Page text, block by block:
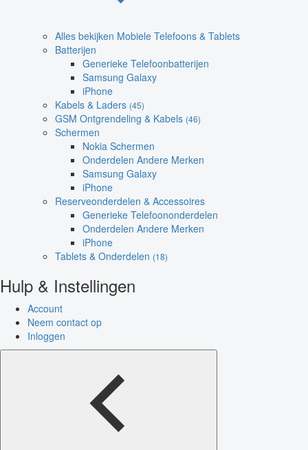
Alles bekijken Mobiele Telefoons & Tablets
Batterijen
Generieke Telefoonbatterijen
Samsung Galaxy
iPhone
Kabels & Laders (45)
GSM Ontgrendeling & Kabels (46)
Schermen
Nokia Schermen
Onderdelen Andere Merken
Samsung Galaxy
iPhone
Reserveonderdelen & Accessoires
Generieke Telefoononderdelen
Onderdelen Andere Merken
iPhone
Tablets & Onderdelen (18)
Hulp & Instellingen
Account
Neem contact op
Inloggen